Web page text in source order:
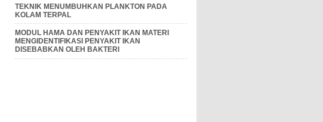
TEKNIK MENUMBUHKAN PLANKTON PADA
KOLAM TERPAL
MODUL HAMA DAN PENYAKIT IKAN MATERI
MENGIDENTIFIKASI PENYAKIT IKAN
DISEBABKAN OLEH BAKTERI